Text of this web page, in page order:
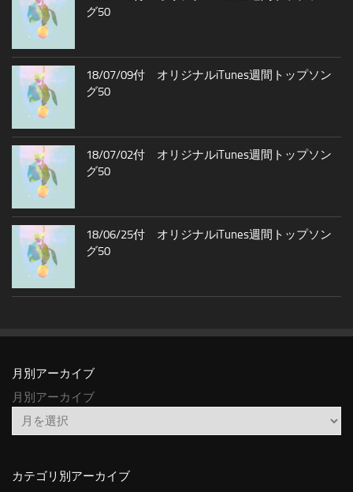
グ50
18/07/09付 オリジナルiTunes週間トップソン
グ50
18/07/02付 オリジナルiTunes週間トップソン
グ50
18/06/25付 オリジナルiTunes週間トップソン
グ50
月別アーカイブ
月別アーカイブ
カテゴリ別アーカイブ